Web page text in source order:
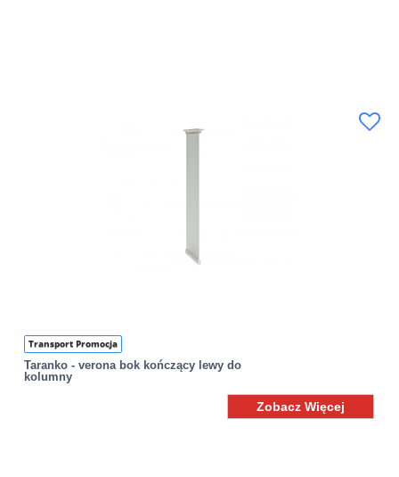
Transport Promocja
Taranko - verona bok kończący lewy do
kolumny
Zobacz Więcej